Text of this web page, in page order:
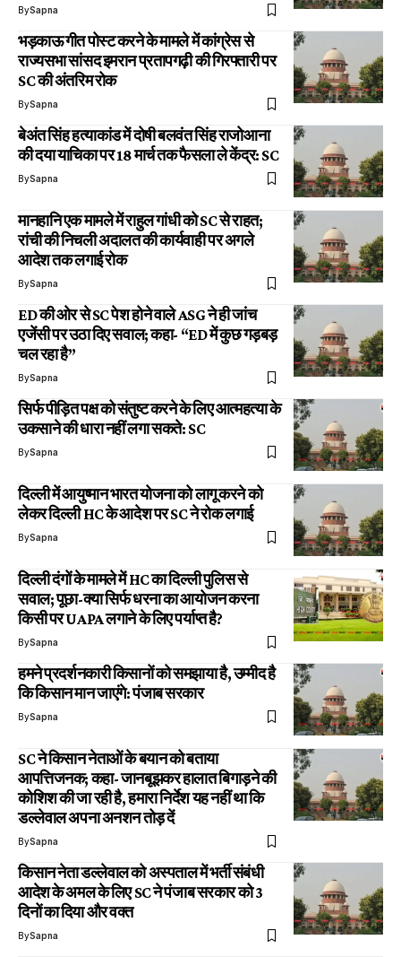
BySapna
भड़काऊ गीत पोस्ट करने के मामले में कांग्रेस से
राज्यसभा सांसद इमरान प्रतापगढ़ी की गिरफ्तारी पर
SC की अंतरिम रोक
BySapna
बेअंत सिंह हत्याकांड में दोषी बलवंत सिंह राजोआना
की दया याचिका पर 18 मार्च तक फैसला ले केंद्र: SC
BySapna
मानहानि एक मामले में राहुल गांधी को SC से राहत;
रांची की निचली अदालत की कार्यवाही पर अगले
आदेश तक लगाई रोक
BySapna
ED की ओर से SC पेश होने वाले ASG ने ही जांच
एजेंसी पर उठा दिए सवाल; कहा- “ED में कुछ गड़बड़
चल रहा है”
BySapna
सिर्फ पीड़ित पक्ष को संतुष्ट करने के लिए आत्महत्या के
उकसाने की धारा नहीं लगा सकते: SC
BySapna
दिल्ली में आयुष्मान भारत योजना को लागू करने को
लेकर दिल्ली HC के आदेश पर SC ने रोक लगाई
BySapna
दिल्ली दंगों के मामले में HC का दिल्ली पुलिस से
सवाल; पूछा-क्या सिर्फ धरना का आयोजन करना
किसी पर UAPA लगाने के लिए पर्याप्त है?
BySapna
हमने प्रदर्शनकारी किसानों को समझाया है, उम्मीद है
कि किसान मान जाएंगे: पंजाब सरकार
BySapna
SC ने किसान नेताओं के बयान को बताया
आपत्तिजनक; कहा- जानबूझकर हालात बिगाड़ने की
कोशिश की जा रही है, हमारा निर्देश यह नहीं था कि
डल्लेवाल अपना अनशन तोड़ दें
BySapna
किसान नेता डल्लेवाल को अस्पताल में भर्ती संबंधी
आदेश के अमल के लिए SC ने पंजाब सरकार को 3
दिनों का दिया और वक्त
BySapna